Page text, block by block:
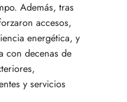
Además, tras
accesos,
energética, y
con decenas de
y servicios